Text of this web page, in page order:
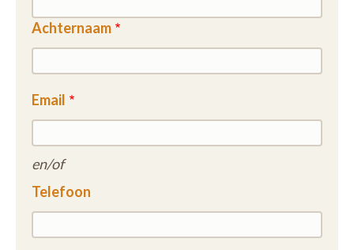
Achternaam
Email
en/of
Telefoon